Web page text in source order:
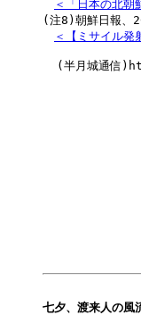
＜「日本の北朝
(注8)朝鮮日報
＜【ミサイル発
(半月城通信
七夕、渡来人の風